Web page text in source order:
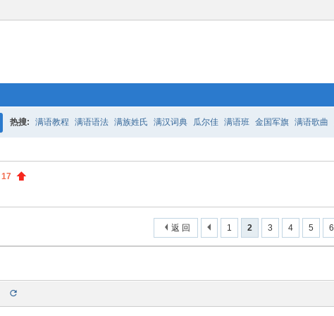
热搜: 满语教程 满语语法 满族姓氏 满汉词典 瓜尔佳 满语班 金国军旗 满语歌曲
17
1 2 3 4 5 6
返 回